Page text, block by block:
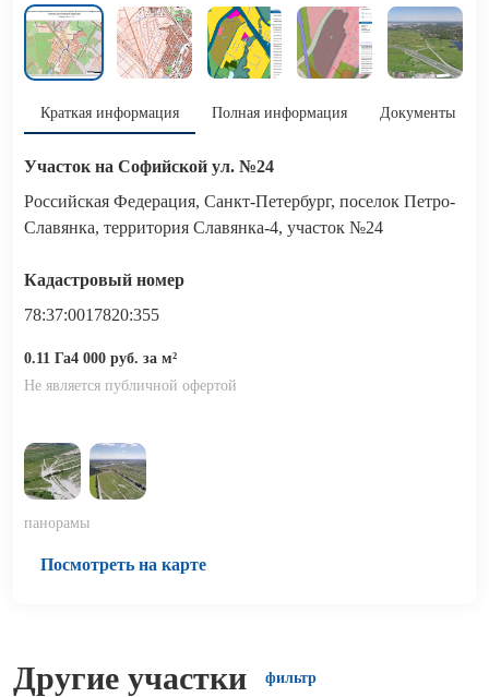
Краткая информация Полная информация Документы
Участок на Софийской ул. №24
Российская Федерация, Санкт-Петербург, поселок Петро-
Славянка, территория Славянка-4, участок №24
Кадастровый номер
78:37:0017820:355
0.11 Га4 000 руб. за м²
Не является публичной офертой
панорамы
Посмотреть на карте
Другие участки фильтр